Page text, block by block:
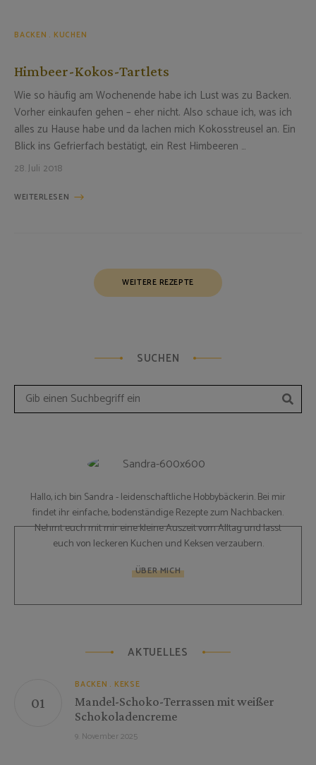
BACKEN KUCHEN
Himbeer-Kokos-Tartlets
Wie so häufig am Wochenende habe ich Lust was zu Backen.
Vorher einkaufen gehen – eher nicht. Also schaue ich, was ich
alles zu Hause habe und da lachen mich Kokosstreusel an. Ein
Blick ins Gefrierfach bestätigt, ein Rest Himbeeren …
28. Juli 2018
WEITERLESEN
WEITERE REZEPTE
SUCHEN
Search
Hallo, ich bin Sandra - leidenschaftliche Hobbybäckerin. Bei mir
findet ihr einfache, bodenständige Rezepte zum Nachbacken.
Nehmt euch mit mir eine kleine Auszeit vom Alltag und lasst
euch von leckeren Kuchen und Keksen verzaubern.
ÜBER MICH
AKTUELLES
BACKEN KEKSE
Mandel-Schoko-Terrassen mit weißer
Schokoladencreme
9. November 2025